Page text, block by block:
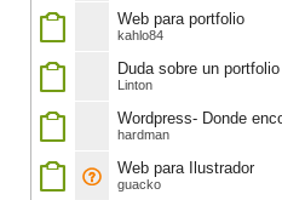
Web para portfolio
kahlo84
Duda sobre un
Linton
Wordpress- Donde
hardman
Web para Ilustrador
guacko